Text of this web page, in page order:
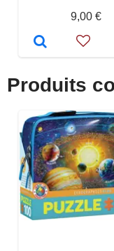
9,00 €
Produits